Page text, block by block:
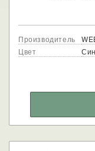
Производитель
Цвет